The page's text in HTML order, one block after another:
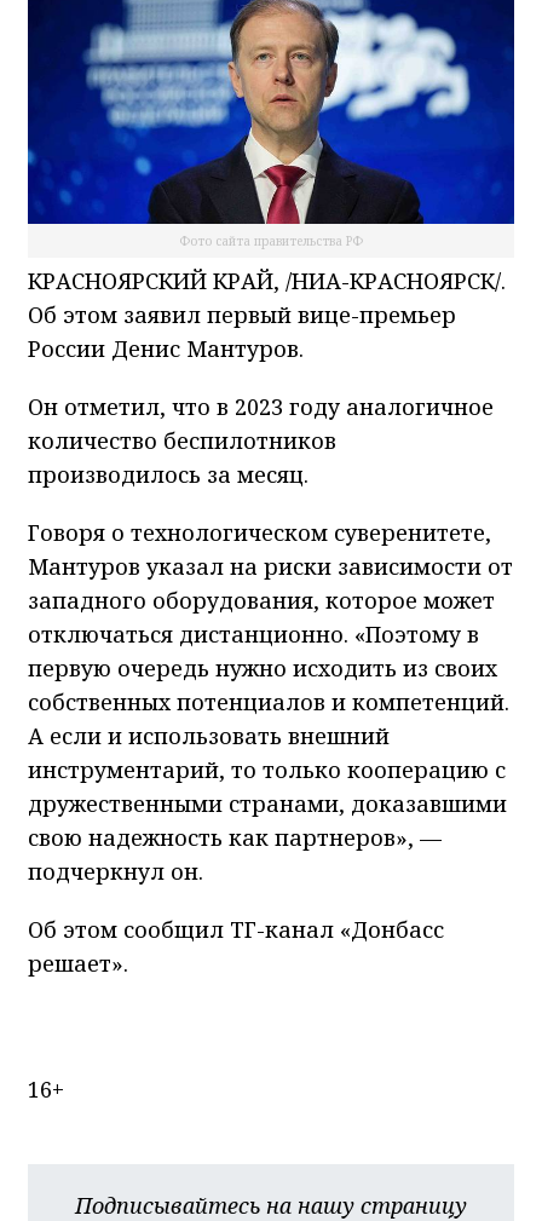
Фото сайта правительства РФ
КРАСНОЯРСКИЙ КРАЙ, /НИА-КРАСНОЯРСК/.
Об этом заявил первый вице-премьер
России Денис Мантуров.
Он отметил, что в 2023 году аналогичное
количество беспилотников
производилось за месяц.
Говоря о технологическом суверенитете,
Мантуров указал на риски зависимости от
западного оборудования, которое может
отключаться дистанционно. «Поэтому в
первую очередь нужно исходить из своих
собственных потенциалов и компетенций.
А если и использовать внешний
инструментарий, то только кооперацию с
дружественными странами, доказавшими
свою надежность как партнеров», —
подчеркнул он.
Об этом сообщил ТГ-канал «Донбасс
решает».
16+
Подписывайтесь на нашу страницу